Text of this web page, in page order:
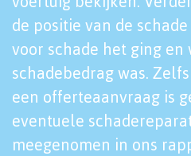
de positie van de
voor schade het ging en
schadebedrag was.
een offerteaanvraag is
eventuele
meegenomen in ons